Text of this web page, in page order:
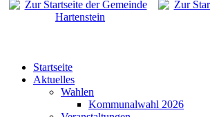
Startseite
Aktuelles
Wahlen
Kommunalwahl 2026